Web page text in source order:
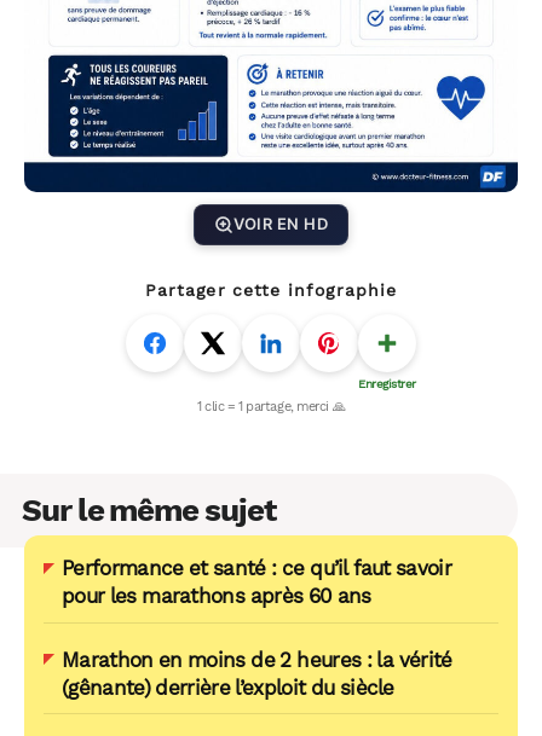
VOIR EN HD
Partager cette infographie
Sur le même sujet
Performance et santé : ce qu’il faut savoir
pour les marathons après 60 ans
Marathon en moins de 2 heures : la vérité
(gênante) derrière l’exploit du siècle